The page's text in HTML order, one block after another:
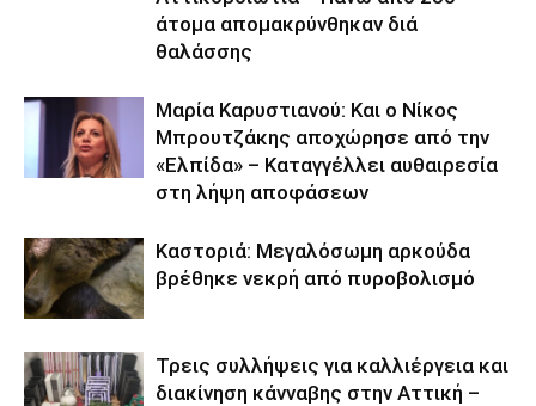
άτομα απομακρύνθηκαν διά
θαλάσσης
Μαρία Καρυστιανού: Και ο Νίκος
Μπρουτζάκης αποχώρησε από την
«Ελπίδα» – Καταγγέλλει αυθαιρεσία
στη λήψη αποφάσεων
Καστοριά: Μεγαλόσωμη αρκούδα
βρέθηκε νεκρή από πυροβολισμό
Τρεις συλλήψεις για καλλιέργεια και
διακίνηση κάνναβης στην Αττική –